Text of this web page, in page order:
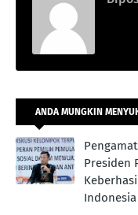
ANDA MUNGKIN
Presiden
Indonesia